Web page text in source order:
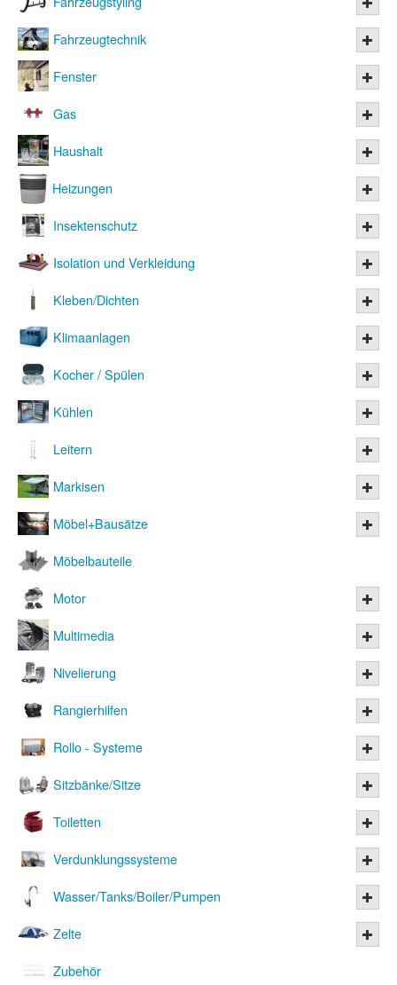
Fahrzeugtechnik
Fenster
Gas
Haushalt
Heizungen
Insektenschutz
Isolation und Verkleidung
Kleben/Dichten
Klimaanlagen
Kocher / Spülen
Kühlen
Leitern
Markisen
Möbel+Bausätze
Möbelbauteile
Motor
Multimedia
Nivelierung
Rangierhilfen
Rollo - Systeme
Sitzbänke/Sitze
Toiletten
Verdunklungssysteme
Wasser/Tanks/Boiler/Pumpen
Zelte
Zubehör